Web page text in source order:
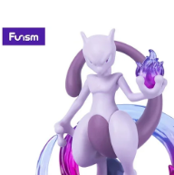
hvězdiček.